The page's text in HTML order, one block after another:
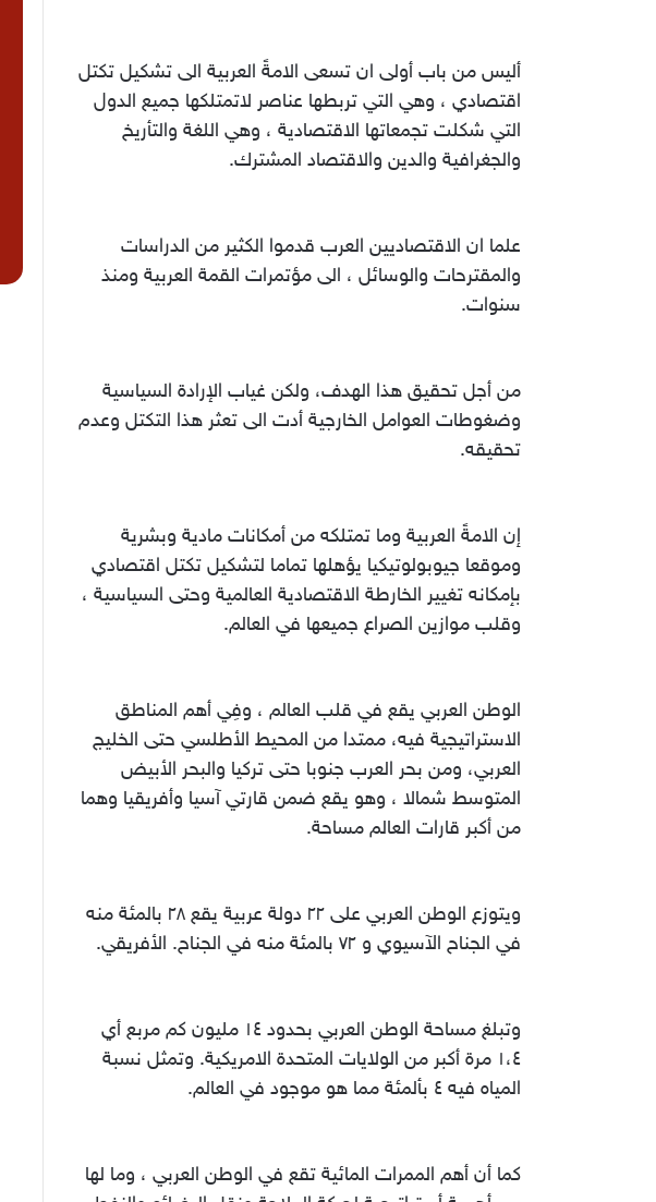
أليس من باب أولى ان تسعى الامةً العربية الى تشكيل تكتل
اقتصادي ، وهي التي تربطها عناصر لاتمتلكها جميع الدول
التي شكلت تجمعاتها الاقتصادية ، وهي اللغة والتأريخ
والجغرافية والدين والاقتصاد المشترك.
علما ان الاقتصاديين العرب قدموا الكثير من الدراسات
والمقترحات والوسائل ، الى مؤتمرات القمة العربية ومنذ
سنوات.
من أجل تحقيق هذا الهدف، ولكن غياب الإرادة السياسية
وضغوطات العوامل الخارجية أدت الى تعثر هذا التكتل وعدم
تحقيقه.
إن الامةً العربية وما تمتلكه من أمكانات مادية وبشرية
وموقعا جيوبولوتيكيا يؤهلها تماما لتشكيل تكتل اقتصادي
بإمكانه تغيير الخارطة الاقتصادية العالمية وحتى السياسية ،
وقلب موازين الصراع جميعها في العالم.
الوطن العربي يقع في قلب العالم ، وفِي أهم المناطق
الاستراتيجية فيه، ممتدا من المحيط الأطلسي حتى الخليج
العربي، ومن بحر العرب جنوبا حتى تركيا والبحر الأبيض
المتوسط شمالا ، وهو يقع ضمن قارتي آسيا وأفريقيا وهما
من أكبر قارات العالم مساحة.
ويتوزع الوطن العربي على ٢٢ دولة عربية يقع ٢٨ بالمئة منه
في الجناح الآسيوي و ٧٢ بالمئة منه في الجناح. الأفريقي.
وتبلغ مساحة الوطن العربي بحدود ١٤ مليون كم مربع أي
١،٤ مرة أكبر من الولايات المتحدة الامريكية. وتمثل نسبة
المياه فيه ٤ بألمئة مما هو موجود في العالم.
كما أن أهم الممرات المائية تقع في الوطن العربي ، وما لها